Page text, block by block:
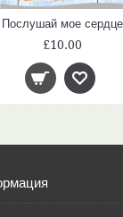
Послушай мое сердце
£10.00